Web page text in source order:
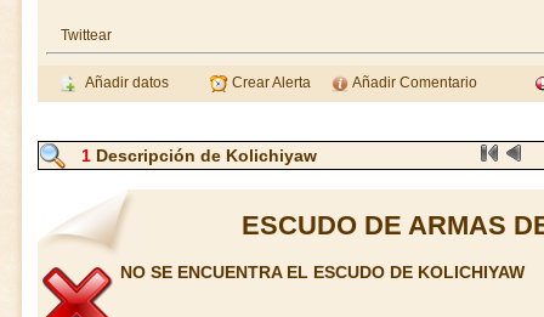
Twittear
Añadir datos Crear Alerta Añadir Comentario
1 Descripción de Kolichiyaw
ESCUDO DE ARMAS
NO SE ENCUENTRA EL ESCUDO DE KOLICHIYAW